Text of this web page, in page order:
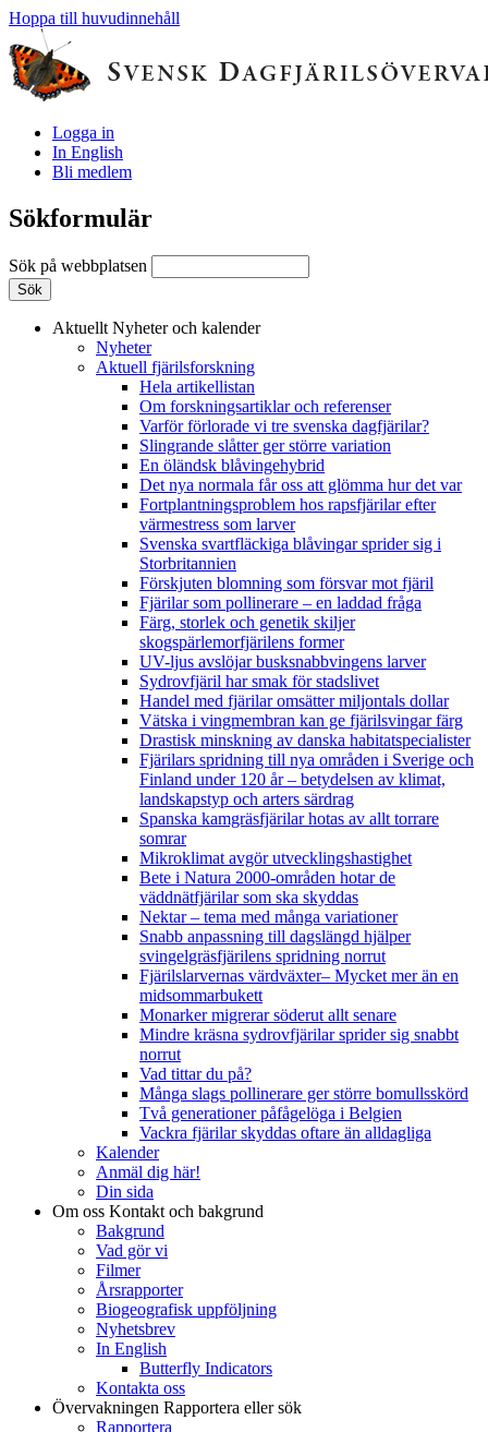
Hoppa till huvudinnehåll
Logga in
In English
Bli medlem
Sökformulär
Sök på webbplatsen
Aktuellt Nyheter och kalender
Nyheter
Aktuell fjärilsforskning
Hela artikellistan
Om forskningsartiklar och referenser
Varför förlorade vi tre svenska dagfjärilar?
Slingrande slåtter ger större variation
En öländsk blåvingehybrid
Det nya normala får oss att glömma hur det var
Fortplantningsproblem hos rapsfjärilar efter
värmestress som larver
Svenska svartfläckiga blåvingar sprider sig i
Storbritannien
Förskjuten blomning som försvar mot fjäril
Fjärilar som pollinerare – en laddad fråga
Färg, storlek och genetik skiljer
skogspärlemorfjärilens former
UV-ljus avslöjar busksnabbvingens larver
Sydrovfjäril har smak för stadslivet
Handel med fjärilar omsätter miljontals dollar
Vätska i vingmembran kan ge fjärilsvingar färg
Drastisk minskning av danska habitatspecialister
Fjärilars spridning till nya områden i Sverige och
Finland under 120 år– betydelsen av klimat,
landskapstyp och arters särdrag
Spanska kamgräsfjärilar hotas av allt torrare
somrar
Mikroklimat avgör utvecklingshastighet
Bete i Natura 2000-områden hotar de
väddnätfjärilar som ska skyddas
Nektar – tema med många variationer
Snabb anpassning till dagslängd hjälper
svingelgräsfjärilens spridning norrut
Fjärilslarvernas värdväxter– Mycket mer än en
midsommarbukett
Monarker migrerar söderut allt senare
Mindre kräsna sydrovfjärilar sprider sig snabbt
norrut
Vad tittar du på?
Många slags pollinerare ger större bomullsskörd
Två generationer påfågelöga i Belgien
Vackra fjärilar skyddas oftare än alldagliga
Kalender
Anmäl dig här!
Din sida
Om oss Kontakt och bakgrund
Bakgrund
Vad gör vi
Filmer
Årsrapporter
Biogeografisk uppföljning
Nyhetsbrev
In English
Butterfly Indicators
Kontakta oss
Övervakningen Rapportera eller sök
Rapportera